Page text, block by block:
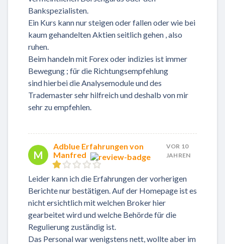
Bankspezialisten.
Ein Kurs kann nur steigen oder fallen oder wie bei
kaum gehandelten Aktien seitlich gehen , also
ruhen.
Beim handeln mit Forex oder indizies ist immer
Bewegung ; für die Richtungsempfehlung
sind hierbei die Analysemodule und des
Trademaster sehr hilfreich und deshalb von mir
sehr zu empfehlen.
M
Adblue Erfahrungen von
Manfred
VOR 10
JAHREN
Leider kann ich die Erfahrungen der vorherigen
Berichte nur bestätigen. Auf der Homepage ist es
nicht ersichtlich mit welchen Broker hier
gearbeitet wird und welche Behörde für die
Regulierung zuständig ist.
Das Personal war wenigstens nett, wollte aber im